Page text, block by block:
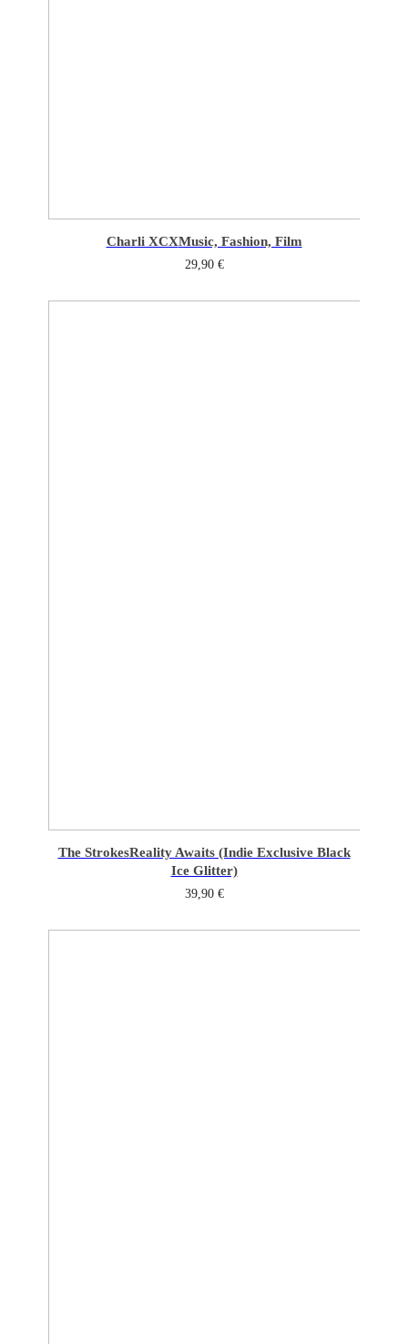
Charli XCXMusic, Fashion, Film
29,90 €
The StrokesReality Awaits (Indie Exclusive Black
Ice Glitter)
39,90 €